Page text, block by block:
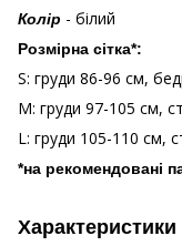
Колір - білий
Розмірна сітка*:
S: груди 86-96 см,
М: груди 97-105 см,
L: груди 105-110 см,
*на рекомендовані
Характеристики